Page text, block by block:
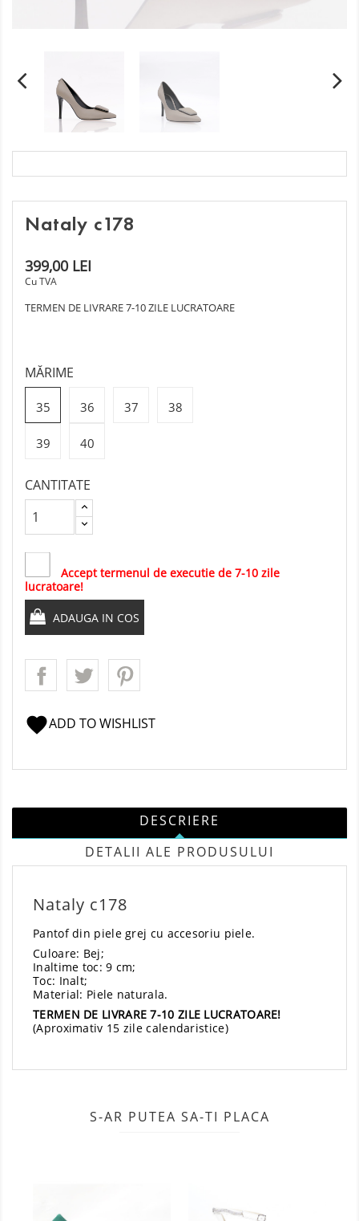
Nataly c178
399,00 LEI
Cu TVA
TERMEN DE LIVRARE 7-10 ZILE LUCRATOARE
MĂRIME
35 36 37 38
39 40
CANTITATE
Accept termenul de executie de 7-10 zile
lucratoare!
ADAUGA IN COS
favoriteADD TO WISHLIST
DESCRIERE
DETALII ALE PRODUSULUI
Nataly c178
Pantof din piele grej cu accesoriu piele.
Culoare: Bej;
Inaltime toc: 9 cm;
Toc: Inalt;
Material: Piele naturala.
TERMEN DE LIVRARE 7-10 ZILE LUCRATOARE!
(Aproximativ 15 zile calendaristice)
S-AR PUTEA SA-TI PLACA